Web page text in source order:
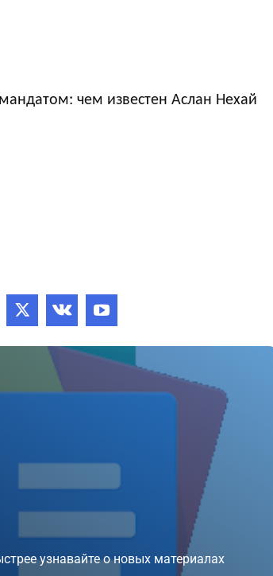
чем известен Аслан Нехай
узнавайте о новых материалах